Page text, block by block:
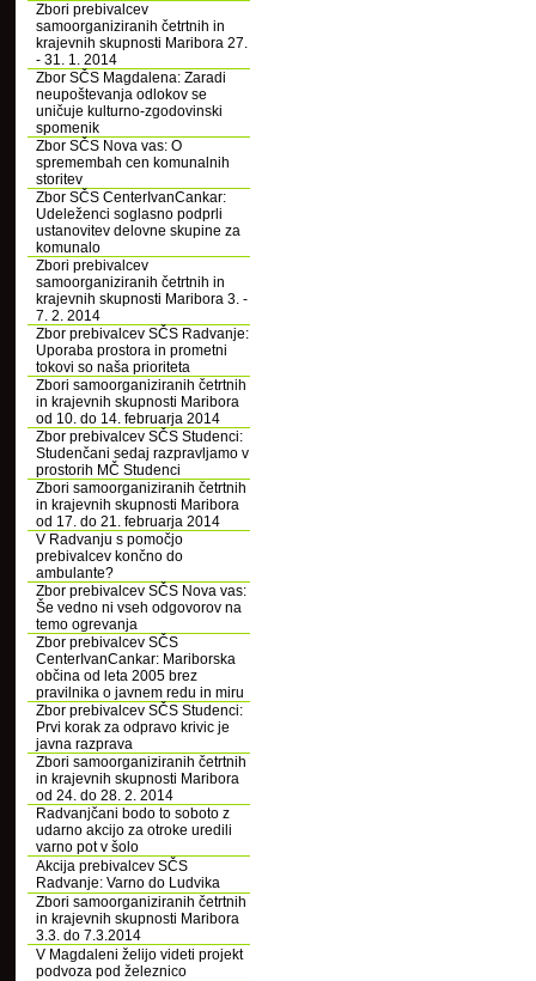
Zbori prebivalcev
samoorganiziranih četrtnih in
krajevnih skupnosti Maribora 27.
- 31. 1. 2014
Zbor SČS Magdalena: Zaradi
neupoštevanja odlokov se
uničuje kulturno-zgodovinski
spomenik
Zbor SČS Nova vas: O
spremembah cen komunalnih
storitev
Zbor SČS CenterIvanCankar:
Udeleženci soglasno podprli
ustanovitev delovne skupine za
komunalo
Zbori prebivalcev
samoorganiziranih četrtnih in
krajevnih skupnosti Maribora 3. -
7. 2. 2014
Zbor prebivalcev SČS Radvanje:
Uporaba prostora in prometni
tokovi so naša prioriteta
Zbori samoorganiziranih četrtnih
in krajevnih skupnosti Maribora
od 10. do 14. februarja 2014
Zbor prebivalcev SČS Studenci:
Studenčani sedaj razpravljamo v
prostorih MČ Studenci
Zbori samoorganiziranih četrtnih
in krajevnih skupnosti Maribora
od 17. do 21. februarja 2014
V Radvanju s pomočjo
prebivalcev končno do
ambulante?
Zbor prebivalcev SČS Nova vas:
Še vedno ni vseh odgovorov na
temo ogrevanja
Zbor prebivalcev SČS
CenterIvanCankar: Mariborska
občina od leta 2005 brez
pravilnika o javnem redu in miru
Zbor prebivalcev SČS Studenci:
Prvi korak za odpravo krivic je
javna razprava
Zbori samoorganiziranih četrtnih
in krajevnih skupnosti Maribora
od 24. do 28. 2. 2014
Radvanjčani bodo to soboto z
udarno akcijo za otroke uredili
varno pot v šolo
Akcija prebivalcev SČS
Radvanje: Varno do Ludvika
Zbori samoorganiziranih četrtnih
in krajevnih skupnosti Maribora
3.3. do 7.3.2014
V Magdaleni želijo videti projekt
podvoza pod železnico